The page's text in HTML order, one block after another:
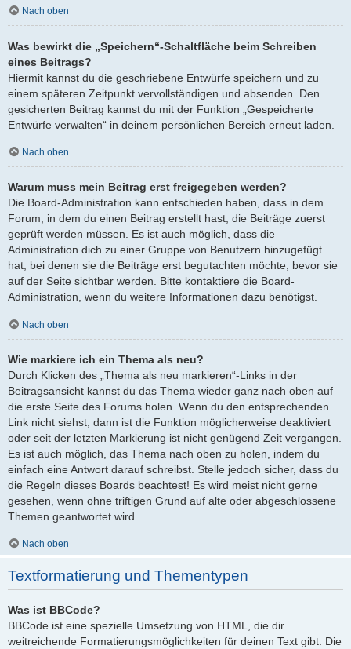
Nach oben
Was bewirkt die „Speichern“-Schaltfläche beim Schreiben
eines Beitrags?
Hiermit kannst du die geschriebene Entwürfe speichern und zu
einem späteren Zeitpunkt vervollständigen und absenden. Den
gesicherten Beitrag kannst du mit der Funktion „Gespeicherte
Entwürfe verwalten“ in deinem persönlichen Bereich erneut laden.
Nach oben
Warum muss mein Beitrag erst freigegeben werden?
Die Board-Administration kann entschieden haben, dass in dem
Forum, in dem du einen Beitrag erstellt hast, die Beiträge zuerst
geprüft werden müssen. Es ist auch möglich, dass die
Administration dich zu einer Gruppe von Benutzern hinzugefügt
hat, bei denen sie die Beiträge erst begutachten möchte, bevor sie
auf der Seite sichtbar werden. Bitte kontaktiere die Board-
Administration, wenn du weitere Informationen dazu benötigst.
Nach oben
Wie markiere ich ein Thema als neu?
Durch Klicken des „Thema als neu markieren“-Links in der
Beitragsansicht kannst du das Thema wieder ganz nach oben auf
die erste Seite des Forums holen. Wenn du den entsprechenden
Link nicht siehst, dann ist die Funktion möglicherweise deaktiviert
oder seit der letzten Markierung ist nicht genügend Zeit vergangen.
Es ist auch möglich, das Thema nach oben zu holen, indem du
einfach eine Antwort darauf schreibst. Stelle jedoch sicher, dass du
die Regeln dieses Boards beachtest! Es wird meist nicht gerne
gesehen, wenn ohne triftigen Grund auf alte oder abgeschlossene
Themen geantwortet wird.
Nach oben
Textformatierung und Thementypen
Was ist BBCode?
BBCode ist eine spezielle Umsetzung von HTML, die dir
weitreichende Formatierungsmöglichkeiten für deinen Text gibt. Die